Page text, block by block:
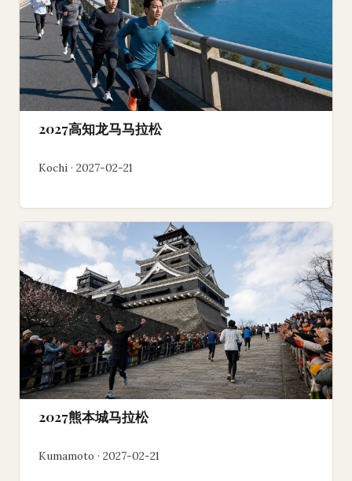
2027高知龙马马拉松
Kochi · 2027-02-21
2027熊本城马拉松
Kumamoto · 2027-02-21